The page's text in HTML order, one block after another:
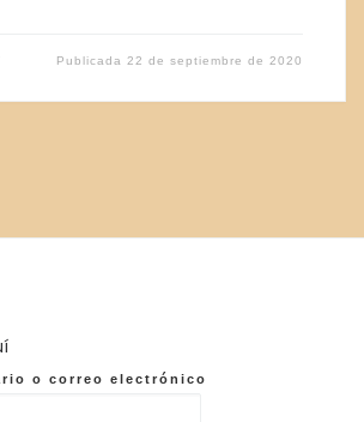
Publicada22 de septiembre de 2020
o correo electrónico